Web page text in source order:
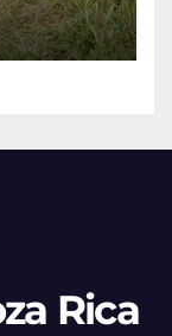
de
Rica